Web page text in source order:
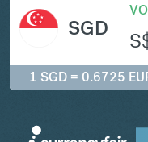
SGD
1 SGD = 0.6725